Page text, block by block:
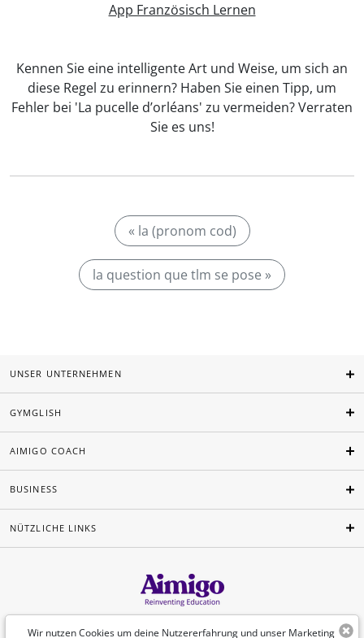
App Französisch Lernen
Kennen Sie eine intelligente Art und Weise, um sich an
diese Regel zu erinnern? Haben Sie einen Tipp, um
Fehler bei 'La pucelle d’orléans' zu vermeiden? Verraten
Sie es uns!
« la (pronom cod)
la question que tlm se pose »
Wir nutzen Cookies um deine Nutzererfahrung und unser Marketing
UNSER UNTERNEHMEN
GYMGLISH
AIMIGO COACH
BUSINESS
NÜTZLICHE LINKS
Deutsch